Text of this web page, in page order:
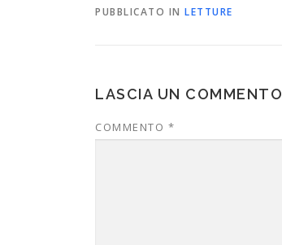
PUBBLICATO IN LETTURE
LASCIA UN COMMENTO
COMMENTO *